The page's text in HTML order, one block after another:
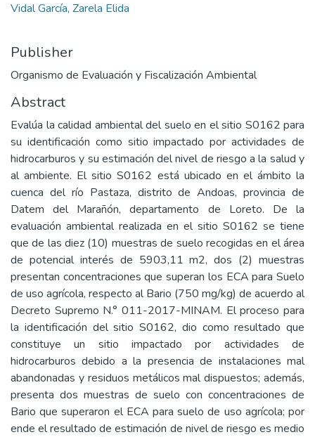
Vidal García, Zarela Elida
Publisher
Organismo de Evaluación y Fiscalización Ambiental
Abstract
Evalúa la calidad ambiental del suelo en el sitio S0162 para
su identificación como sitio impactado por actividades de
hidrocarburos y su estimación del nivel de riesgo a la salud y
al ambiente. El sitio S0162 está ubicado en el ámbito la
cuenca del río Pastaza, distrito de Andoas, provincia de
Datem del Marañón, departamento de Loreto. De la
evaluación ambiental realizada en el sitio S0162 se tiene
que de las diez (10) muestras de suelo recogidas en el área
de potencial interés de 5903,11 m2, dos (2) muestras
presentan concentraciones que superan los ECA para Suelo
de uso agrícola, respecto al Bario (750 mg/kg) de acuerdo al
Decreto Supremo N.° 011-2017-MINAM. El proceso para
la identificación del sitio S0162, dio como resultado que
constituye un sitio impactado por actividades de
hidrocarburos debido a la presencia de instalaciones mal
abandonadas y residuos metálicos mal dispuestos; además,
presenta dos muestras de suelo con concentraciones de
Bario que superaron el ECA para suelo de uso agrícola; por
ende el resultado de estimación de nivel de riesgo es medio